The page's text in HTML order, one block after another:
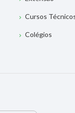
Cursos
Colégios